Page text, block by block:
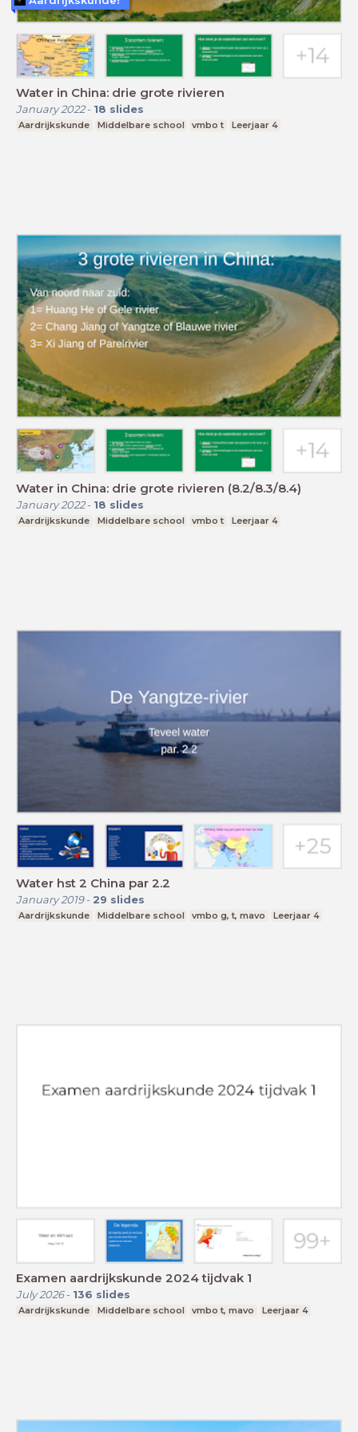
Water in China: drie grote rivieren
January 2022- 18 slides
Aardrijkskunde Middelbare school vmbo t Leerjaar 4
Water in China: drie grote rivieren (8.2/8.3/8.4)
January 2022- 18 slides
Aardrijkskunde Middelbare school vmbo t Leerjaar 4
Water hst 2 China par 2.2
January 2019- 29 slides
Aardrijkskunde Middelbare school vmbo g, t, mavo Leerjaar 4
Examen aardrijkskunde 2024 tijdvak 1
July 2026- 136 slides
Aardrijkskunde Middelbare school vmbo t, mavo Leerjaar 4